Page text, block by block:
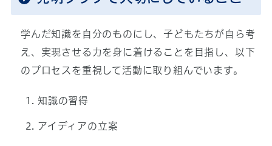
学んだ知識を自分のものにし、子どもたちが自ら考
え、実現させる力を身に着けることを目指し、以下
のプロセスを重視して活動に取り組んでいます。
知識の習得
アイディアの立案